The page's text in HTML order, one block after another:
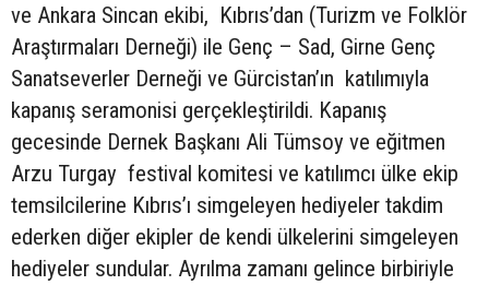
ve Ankara Sincan ekibi, Kıbrıs’dan (Turizm ve Folklör
Araştırmaları Derneği) ile Genç – Sad, Girne Genç
Sanatseverler Derneği ve Gürcistan’ın katılımıyla
kapanış seramonisi gerçekleştirildi. Kapanış
gecesinde Dernek Başkanı Ali Tümsoy ve eğitmen
Arzu Turgay festival komitesi ve katılımcı ülke ekip
temsilcilerine Kıbrıs’ı simgeleyen hediyeler takdim
ederken diğer ekipler de kendi ülkelerini simgeleyen
hediyeler sundular. Ayrılma zamanı gelince birbiriyle